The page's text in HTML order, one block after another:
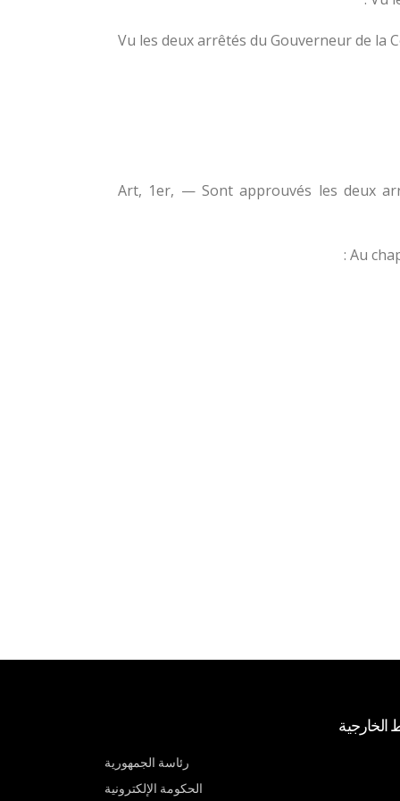
Vu les deux arrêtés du Gouverneur de la
Art, 1er, — Sont approuvés les deux
الخارجية
رئاسة الجمهورية
الحكومة الإلكترونية